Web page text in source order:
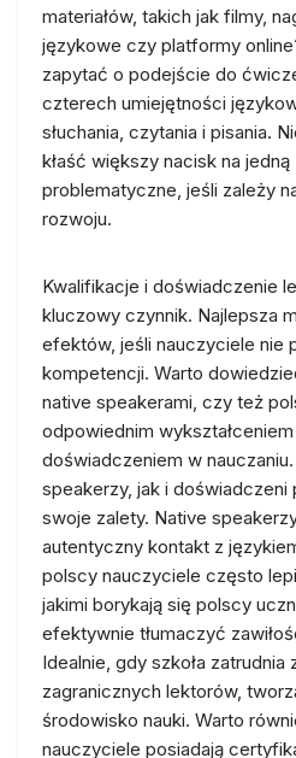
materiałów, takich jak filmy,
językowe czy platformy
zapytać o podejście do
czterech umiejętności
słuchania, czytania i pisania.
kłaść większy nacisk na
problematyczne, jeśli zależy
rozwoju.
Kwalifikacje i doświadczenie
kluczowy czynnik. Najlepsza
efektów, jeśli nauczyciele nie
kompetencji. Warto
native speakerami, czy też
odpowiednim
doświadczeniem w
speakerzy, jak i
swoje zalety. Native
autentyczny kontakt z
polscy nauczyciele często
jakimi borykają się polscy
efektywnie tłumaczyć
Idealnie, gdy szkoła zatrudnia
zagranicznych lektorów,
środowisko nauki. Warto
nauczyciele posiadają